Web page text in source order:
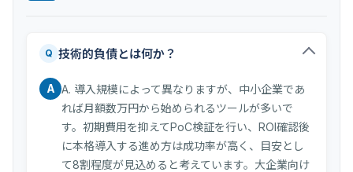
Q 技術的負債とは何か？
A A. 導入規模によって異なりますが、中小企業であ
れば月額数万円から始められるツールが多いで
す。初期費用を抑えてPoC検証を行い、ROI確認後
に本格導入する進め方は成功率が高く、目安とし
て8割程度が見込めると考えています。大企業向け